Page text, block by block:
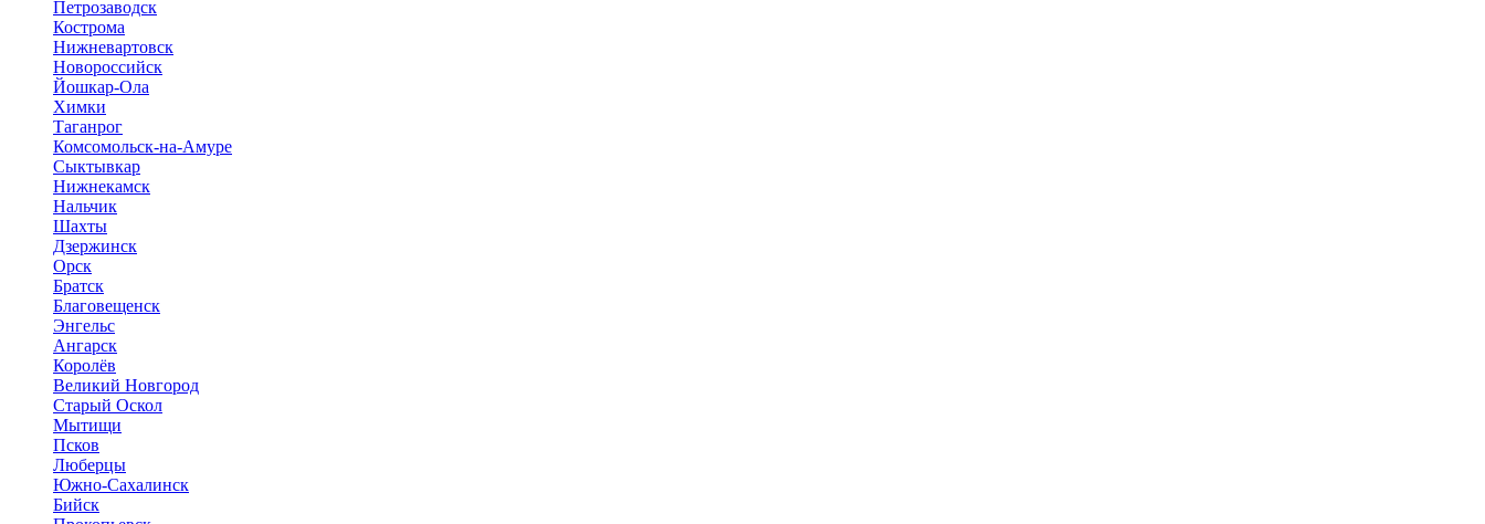
Петрозаводск
Кострома
Нижневартовск
Новороссийск
Йошкар-Ола
Химки
Таганрог
Комсомольск-на-Амуре
Сыктывкар
Нижнекамск
Нальчик
Шахты
Дзержинск
Орск
Братск
Благовещенск
Энгельс
Ангарск
Королёв
Великий Новгород
Старый Оскол
Мытищи
Псков
Люберцы
Южно-Сахалинск
Бийск